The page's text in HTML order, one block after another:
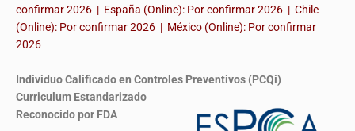
confirmar 2026 | España (Online): Por confirmar 2026 | Chile
(Online): Por confirmar 2026 | México (Online): Por confirmar
2026
Individuo Calificado en Controles Preventivos (PCQi)
Curriculum Estandarizado
Reconocido por FDA